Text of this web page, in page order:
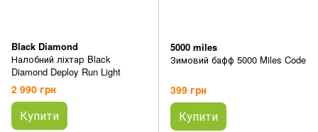
Black Diamond
Налобний ліхтар Black
Diamond Deploy Run Light
2 990 грн
Купити
5000 miles
Зимовий бафф 5000 Miles Code
399 грн
Купити